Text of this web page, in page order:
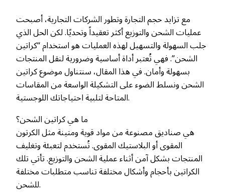
مع تزايد حجم التجارة وتطور الشركات التجارية، أصبحت
عمليات الشحن والتوزيع أكثر تعقيداً وتحديًا. لكن الحل الذي
جلب السهولة والتسهيل لهذه العمليات هو استخدام “كراتين
الشحن”. فهي تُعتبر أداة أساسية وضرورية لنقل المنتجات
بسهولة وأمان. في هذا المقال، سنتناول موضوع كراتين
الشحن ونسلط الضوء على التشكيلة الواسعة من المقاسات
المتاحة لتلبية احتياجاتك اللوجستية.
ما هي كراتين الشحن؟
هي صناديق مصنوعة من مواد قوية ومتينة مثل الكرتون
المقوى أو البلاستيك المقوى. تُستخدم لتعبئة وتغليف
المنتجات بشكل آمن أثناء عملية الشحن والتوزيع. تأتي تلك
الكراتين بأحجام وأشكال مختلفة تناسب متطلبات مختلفة
للشحن.